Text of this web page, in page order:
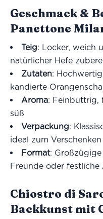
Geschmack &
Panettone
Teig: Locker, weich
natürlicher Hefe
Zutaten:
kandierte
Aroma: Feinbuttrig,
süß
Verpackung:
ideal zum
Format:
Freunde oder festliche
Chiostro di
Backkunst mit